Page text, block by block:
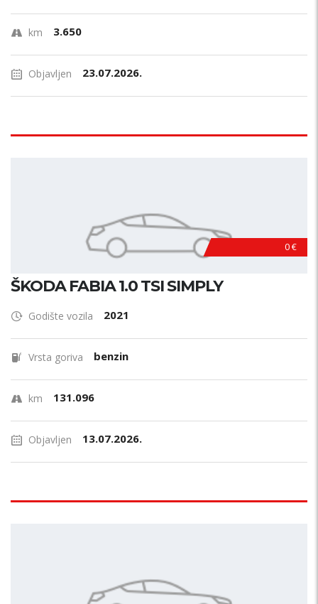
km 3.650
Objavljen 23.07.2026.
0 €
ŠKODA FABIA 1.0 TSI SIMPLY
Godište vozila 2021
Vrsta goriva benzin
km 131.096
Objavljen 13.07.2026.